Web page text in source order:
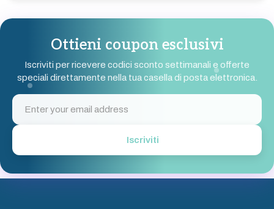
Ottieni coupon esclusivi
Iscriviti per ricevere codici sconto settimanali e offerte
speciali direttamente nella tua casella di posta elettronica.
Iscriviti